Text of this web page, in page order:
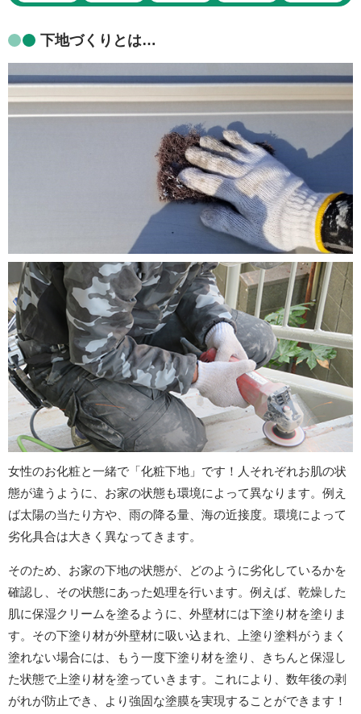
下地づくりとは…
女性のお化粧と一緒で「化粧下地」です！人それぞれお肌の状
態が違うように、お家の状態も環境によって異なります。例え
ば太陽の当たり方や、雨の降る量、海の近接度。環境によって
劣化具合は大きく異なってきます。
そのため、お家の下地の状態が、どのように劣化しているかを
確認し、その状態にあった処理を行います。例えば、乾燥した
肌に保湿クリームを塗るように、外壁材には下塗り材を塗りま
す。その下塗り材が外壁材に吸い込まれ、上塗り塗料がうまく
塗れない場合には、もう一度下塗り材を塗り、きちんと保湿し
た状態で上塗り材を塗っていきます。これにより、数年後の剥
がれが防止でき、より強固な塗膜を実現することができます！